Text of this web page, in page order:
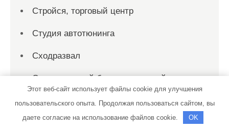
Стройся, торговый центр
Студия автотюнинга
Сходразвал
Сыктывкарский банно-прачечный трест,
Баня №8
ТеплоДвери, сеть салонов эксклюзивных
Этот веб-сайт использует файлы cookie для улучшения
пользовательского опыта. Продолжая пользоваться сайтом, вы
даете согласие на использование файлов cookie.
OK